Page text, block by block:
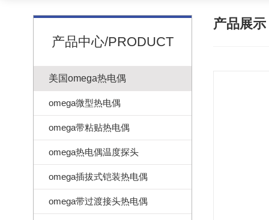
产品中心/PRODUCT
美国omega热电偶
omega微型热电偶
omega带粘贴热电偶
omega热电偶温度探头
omega插拔式铠装热电偶
omega带过渡接头热电偶
产品展示